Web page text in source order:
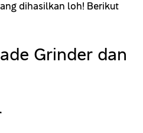
dihasilkan loh! Berikut
Grinder dan